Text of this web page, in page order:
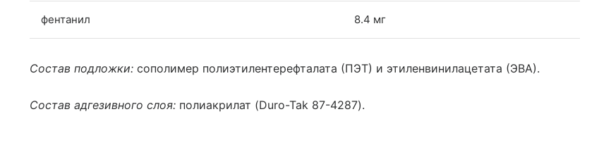
фентанил 8.4 мг
Состав подложки: сополимер полиэтилентерефталата (ПЭТ) и этиленвинилацетата (ЭВА).
Состав адгезивного слоя: полиакрилат (Duro-Tak 87-4287).